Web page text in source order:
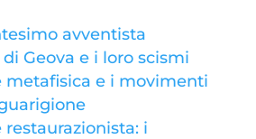
avventista
Geova e i loro scismi
metafisica e i movimenti
restaurazionista: i